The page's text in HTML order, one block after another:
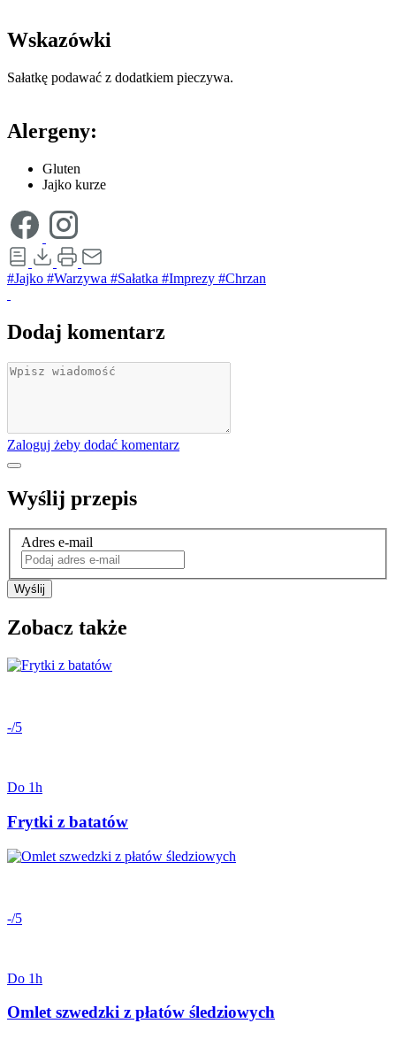
Wskazówki
Sałatkę podawać z dodatkiem pieczywa.
Alergeny:
Gluten
Jajko kurze
#Jajko #Warzywa #Sałatka #Imprezy #Chrzan
Dodaj komentarz
Zaloguj żeby dodać komentarz
Wyślij przepis
Adres e-mail
Wyślij
Zobacz także
-/5
Do 1h
Frytki z batatów
-/5
Do 1h
Omlet szwedzki z płatów śledziowych